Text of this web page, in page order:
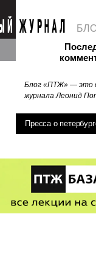
Блог «ПТЖ» — это
журнала Леонид
Пресса о